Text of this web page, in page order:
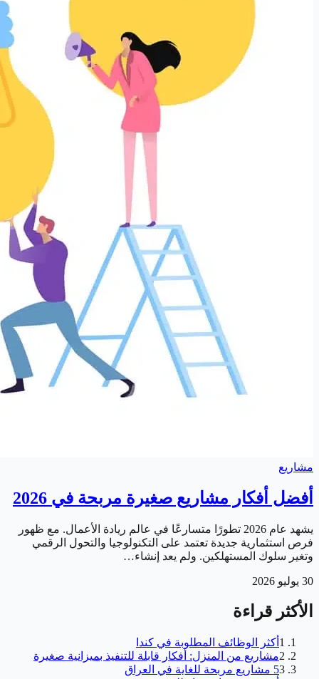
مشاريع
أفضل أفكار مشاريع صغيرة مربحة في 2026
يشهد عام 2026 تطورًا متسارعًا في عالم ريادة الأعمال. مع ظهور
فرص استثمارية جديدة تعتمد على التكنولوجيا والتحول الرقمي
وتغير سلوك المستهلكين. ولم يعد إنشاء…
30 يوليو 2026
الأكثر قراءة
1 أكثر الوظائف المطلوبة في كندا
2مشاريع من المنزل: أفكار قابلة للتنفيذ بميزانية صغيرة
35 مشاريع مربحة للغاية في العراق